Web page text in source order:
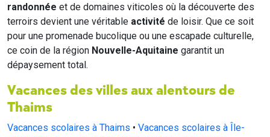
randonnée et de domaines viticoles où la découverte des
terroirs devient une véritable activité de loisir. Que ce soit
pour une promenade bucolique ou une escapade culturelle,
ce coin de la région Nouvelle-Aquitaine garantit un
dépaysement total.
Vacances des villes aux alentours de
Thaims
Vacances scolaires à Thaims • Vacances scolaires à Île-